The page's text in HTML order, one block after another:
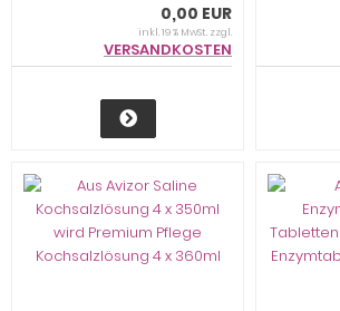
0,00 EUR
inkl. 19 % MwSt. zzgl.
VERSANDKOSTEN